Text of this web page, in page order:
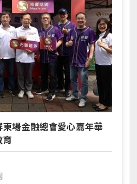
場金融總會愛心嘉年華
育